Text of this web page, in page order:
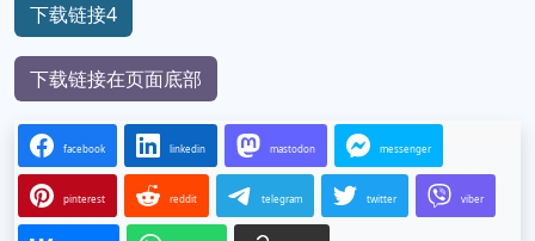
下载链接4
下载链接在页面底部
facebook linkedin mastodon messenger
pinterest reddit telegram twitter viber